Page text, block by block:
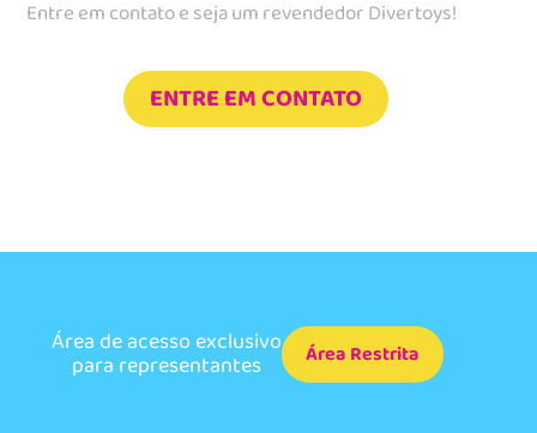
Entre em contato e seja um revendedor Divertoys!
ENTRE EM CONTATO
Área de acesso exclusivo
para representantes Área Restrita